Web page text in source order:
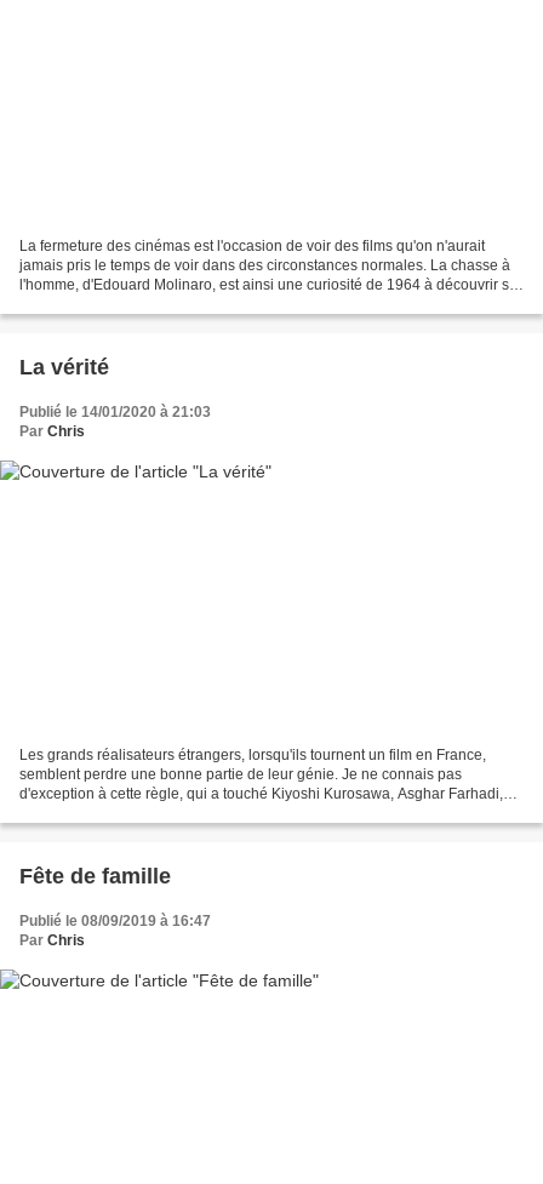
La fermeture des cinémas est l'occasion de voir des films qu'on n'aurait
jamais pris le temps de voir dans des circonstances normales. La chasse à
l'homme, d'Edouard Molinaro, est ainsi une curiosité de 1964 à découvrir sur
La vérité
Publié le 14/01/2020 à 21:03
Par Chris
Les grands réalisateurs étrangers, lorsqu'ils tournent un film en France,
semblent perdre une bonne partie de leur génie. Je ne connais pas
d'exception à cette règle, qui a touché Kiyoshi Kurosawa, Asghar Farhadi,
Fête de famille
Publié le 08/09/2019 à 16:47
Par Chris